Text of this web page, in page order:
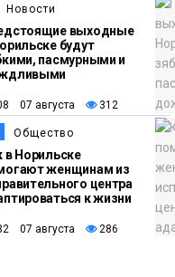
Новости
выходные
будут
пасмурными и
07 августа 312
Общество
в Норильске
женщинам из
центра
к жизни
07 августа 286